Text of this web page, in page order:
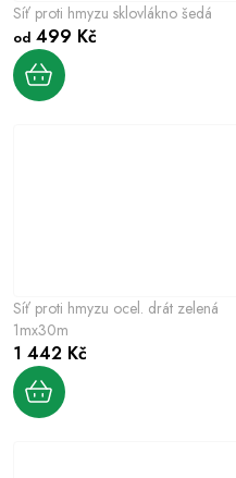
Síť proti hmyzu sklovlákno šedá
od499 Kč
Síť proti hmyzu ocel. drát zelená
1mx30m
1 442 Kč